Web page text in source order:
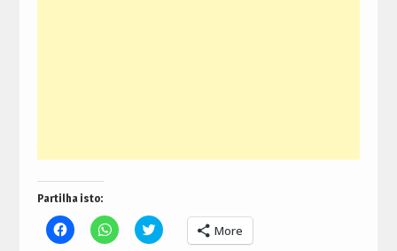
Partilha isto:
Click
to
Click
to
Click
to More